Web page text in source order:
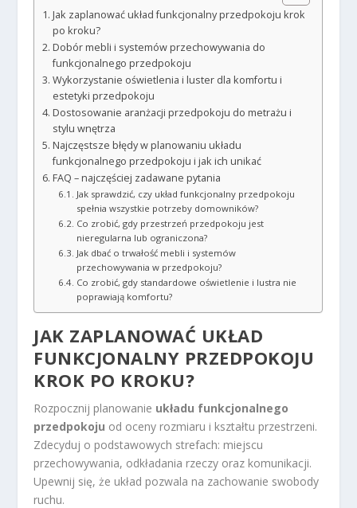
Jak zaplanować układ funkcjonalny przedpokoju krok
po kroku?
Dobór mebli i systemów przechowywania do
funkcjonalnego przedpokoju
Wykorzystanie oświetlenia i luster dla komfortu i
estetyki przedpokoju
Dostosowanie aranżacji przedpokoju do metrażu i
stylu wnętrza
Najczęstsze błędy w planowaniu układu
funkcjonalnego przedpokoju i jak ich unikać
FAQ – najczęściej zadawane pytania
Jak sprawdzić, czy układ funkcjonalny przedpokoju
spełnia wszystkie potrzeby domowników?
Co zrobić, gdy przestrzeń przedpokoju jest
nieregularna lub ograniczona?
Jak dbać o trwałość mebli i systemów
przechowywania w przedpokoju?
Co zrobić, gdy standardowe oświetlenie i lustra nie
poprawiają komfortu?
JAK ZAPLANOWAĆ UKŁAD
FUNKCJONALNY PRZEDPOKOJU
KROK PO KROKU?
Rozpocznij planowanie układu funkcjonalnego
przedpokoju od oceny rozmiaru i kształtu przestrzeni.
Zdecyduj o podstawowych strefach: miejscu
przechowywania, odkładania rzeczy oraz komunikacji.
Upewnij się, że układ pozwala na zachowanie swobody
ruchu.